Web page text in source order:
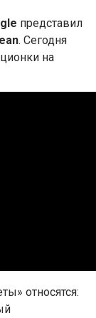
представил
. Сегодня
на
относятся: